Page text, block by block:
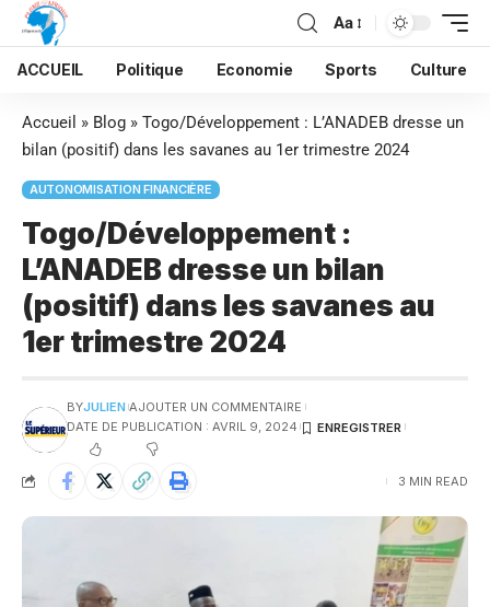
Aa
ACCUEIL Politique Economie Sports Culture
Accueil » Blog » Togo/Développement : L’ANADEB dresse un
bilan (positif) dans les savanes au 1er trimestre 2024
AUTONOMISATION FINANCIÈRE
Togo/Développement :
L’ANADEB dresse un bilan
(positif) dans les savanes au
1er trimestre 2024
BYJULIEN AJOUTER UN COMMENTAIRE
DATE DE PUBLICATION : AVRIL 9, 2024
3 MIN READ